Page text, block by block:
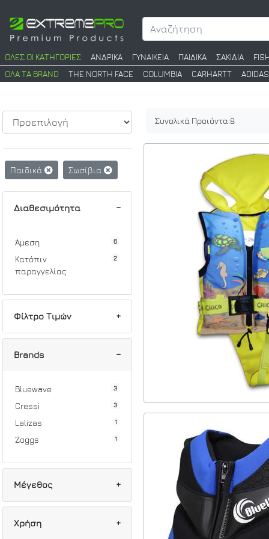
ΟΛΕΣ ΟΙ ΚΑΤΗΓΟΡΙΕΣ ΑΝΔΡΙΚΑ ΓΥΝΑΙΚΕΙΑ ΠΑΙΔΙΚΑ ΣΑΚΙΔΙΑ
ΟΛΑ ΤΑ BRAND
THE NORTH FACE COLUMBIA CARHARTT ADIDAS
Παιδικά Σωσίβια
Διαθεσιμότητα
Άμεση 6
Κατόπιν
παραγγελίας
2
Φίλτρο Τιμών
Min
Brands
Bluewave 3
Cressi 3
Lalizas 1
Zoggs 1
Μέγεθος
L
Χρήση
Συνολικά Προιόντα:8